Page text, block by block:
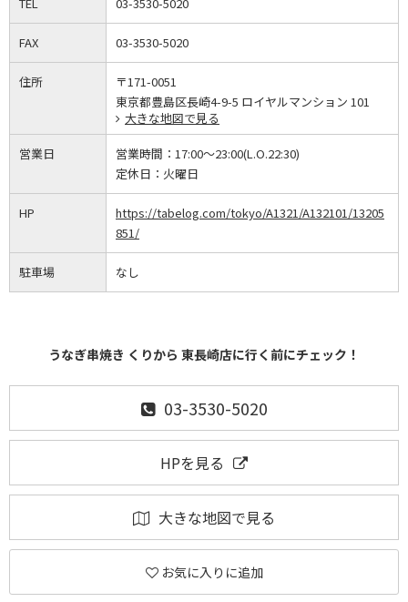
TEL 03-3530-5020
FAX 03-3530-5020
住所
〒171-0051
東京都豊島区長崎4-9-5 ロイヤルマンション 101
大きな地図で見る
営業日 営業時間： 17:00～23:00(L.O.22:30)
定休日： 火曜日
HP
https://tabelog.com/tokyo/A1321/A132101/13205
851/
駐車場 なし
うなぎ串焼き くりから 東長崎店に行く前にチェック！
03-3530-5020
HPを見る
大きな地図で見る
お気に入りに追加